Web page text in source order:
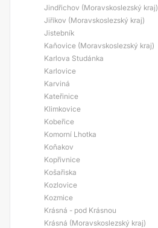
Jindřichov (Moravskoslezský kraj)
Jiříkov (Moravskoslezský kraj)
Jistebník
Kaňovice (Moravskoslezský kraj)
Karlova Studánka
Karlovice
Karviná
Kateřinice
Klimkovice
Kobeřice
Komorní Lhotka
Koňakov
Kopřivnice
Košařiska
Kozlovice
Kozmice
Krásná - pod Krásnou
Krásná (Moravskoslezský kraj)